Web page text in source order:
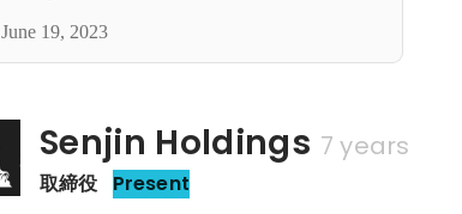
June 19, 2023
Senjin Holdings 7 years
取締役 Present